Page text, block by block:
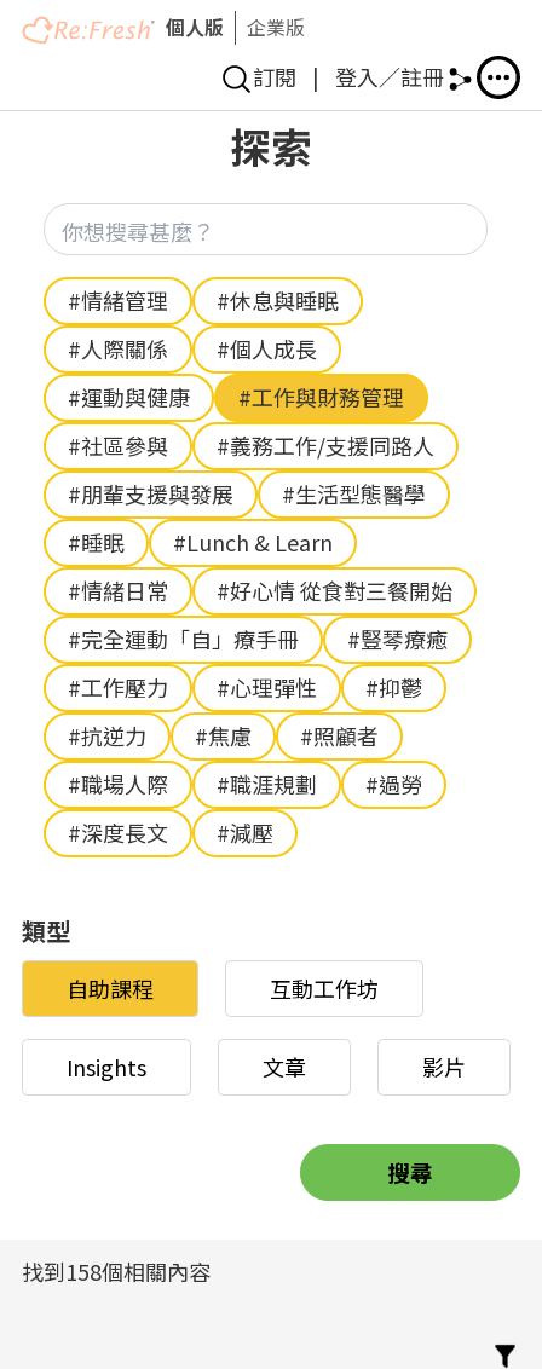
移
個人版 企業版
訂閱 | 登入／註冊
探索
Hashtag
#情緒管理
#休息與睡眠
#人際關係
#個人成長
#運動與健康
#工作與財務管理
#社區參與
#義務工作/支援同路人
#朋輩支援與發展
#生活型態醫學
#睡眠
#Lunch & Learn
#情緒日常
#好心情 從食對三餐開始
#完全運動「自」療手冊
#豎琴療癒
#工作壓力
#心理彈性
#抑鬱
#抗逆力
#焦慮
#照顧者
#職場人際
#職涯規劃
#過勞
#深度長文
#減壓
類型
自助課程 互動工作坊
Insights 文章 影片
找到158個相關內容